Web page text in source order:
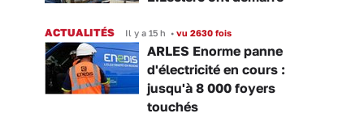
ACTUALITÉS Il y a 15 h • vu 2630 fois
ARLES Enorme panne
d'électricité en cours :
jusqu'à 8 000 foyers
touchés